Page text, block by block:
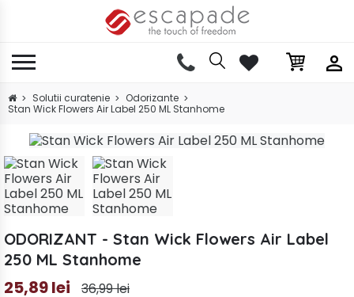
Solutii curatenie
Odorizante
Stan Wick Flowers Air Label 250 ML Stanhome
ODORIZANT - Stan Wick Flowers Air Label
250 ML Stanhome
25,89 lei 36,99 lei